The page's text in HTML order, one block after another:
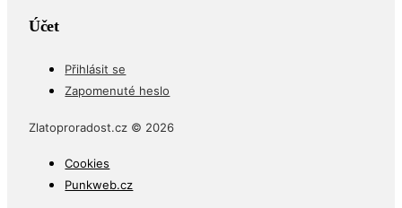
Účet
Přihlásit se
Zapomenuté heslo
Zlatoproradost.cz © 2026
Cookies
Punkweb.cz